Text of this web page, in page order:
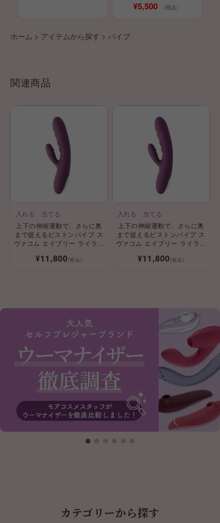
¥5,500 （税込）
ホーム > アイテムから探す > バイブ
関連商品
入れる 当てる
上下の伸縮運動で、さらに奥
まで捉えるピストンバイブ ス
ヴァコム エイブリー ライラッ
svacom
¥11,800(税込)
入れる 当てる
上下の伸縮運動で、さらに奥
まで捉えるピストンバイブ ス
ヴァコム エイブリー ライラッ
svacom
¥11,800(税込)
カテゴリーから探す